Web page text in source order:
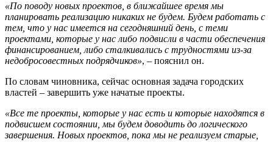
«По поводу новых проектов, в ближайшее время мы
планировать реализацию никаких не будем. Будем работать с
тем, что у нас имеется на сегодняшний день, с теми
проектами, которые у нас либо подвисли в части обеспечения
финансированием, либо сталкивались с трудностями из-за
недобросовестных подрядчиков», – пояснил он.
По словам чиновника, сейчас основная задача городских
властей – завершить уже начатые проекты.
«Все те проекты, которые у нас есть и которые находятся в
подвисшем состоянии, мы будем доводить до логического
завершения. Новых проектов, пока мы не реализуем старые,